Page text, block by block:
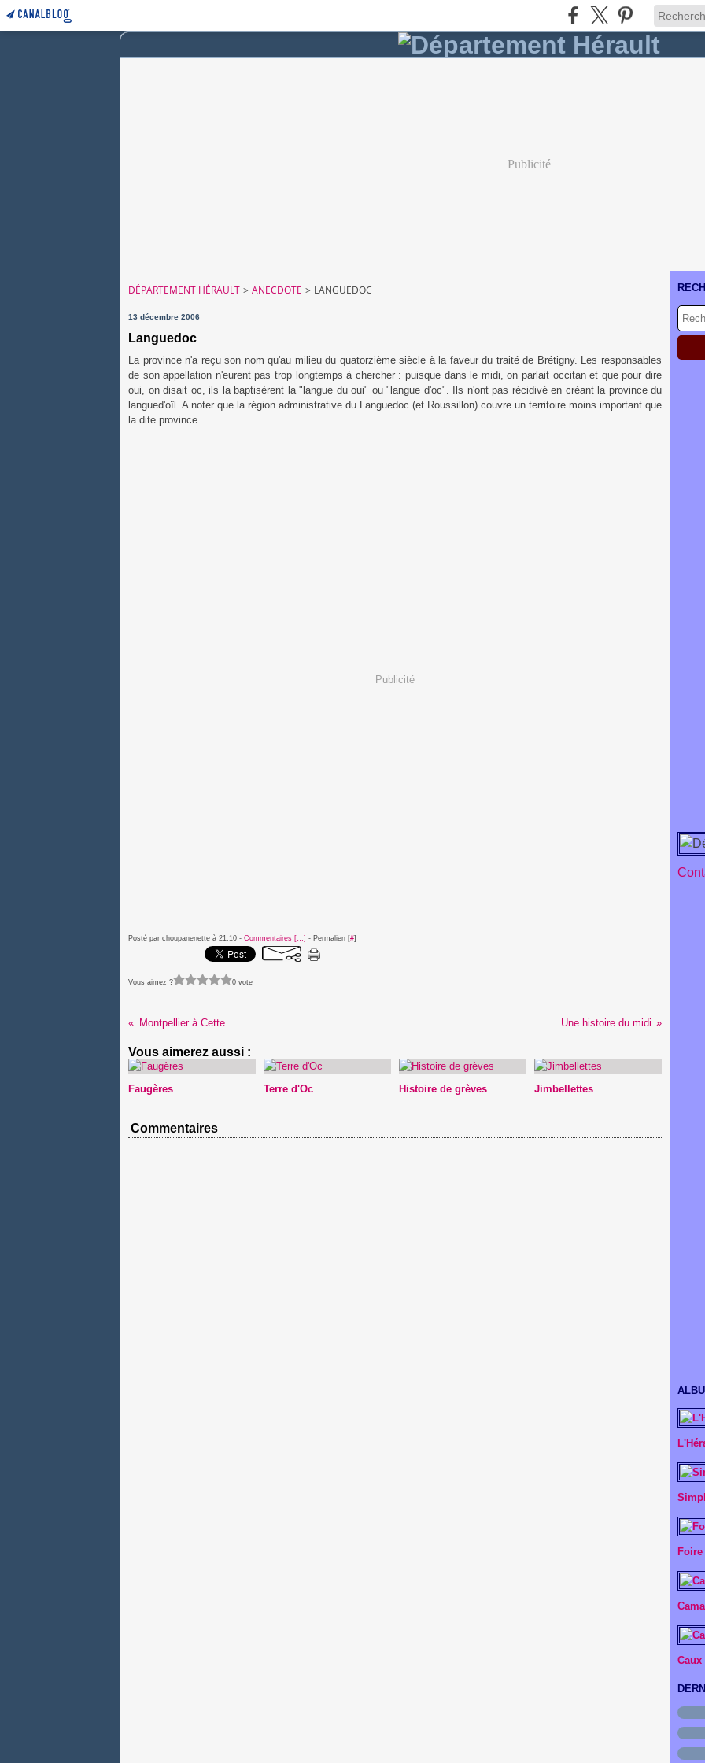
Publicité
DÉPARTEMENT HÉRAULT > ANECDOTE > LANGUEDOC
13 décembre 2006
Languedoc
La province n'a reçu son nom qu'au milieu du quatorzième siècle à la faveur du traité de Brétigny. Les responsables
de son appellation n'eurent pas trop longtemps à chercher : puisque dans le midi, on parlait occitan et que pour dire
oui, on disait oc, ils la baptisèrent la "langue du oui" ou "langue d'oc". Ils n'ont pas récidivé en créant la province du
langued'oïl. A noter que la région administrative du Languedoc (et Roussillon) couvre un territoire moins important que
la dite province.
Publicité
Posté par choupanenette à 21:10 - Commentaires […] - Permalien [#]
Vous aimez ? 0 vote
Montpellier à Cette Une histoire du midi
Vous aimerez aussi :
Faugères Terre d'Oc Histoire de grèves Jimbellettes
Commentaires
Caux